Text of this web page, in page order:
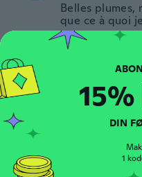
Belles plumes,
que ce à quoi
for ca. 3 år siden
K Tilmeldt 2019
Schön, aber
for ca. 3 år siden
T ·
15%
DIN
1